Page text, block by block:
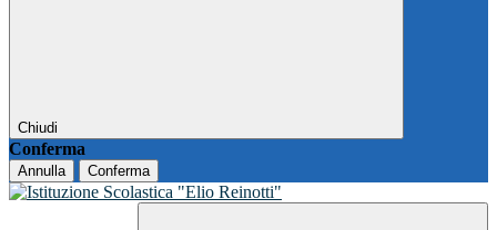
Chiudi
Conferma
Annulla Conferma